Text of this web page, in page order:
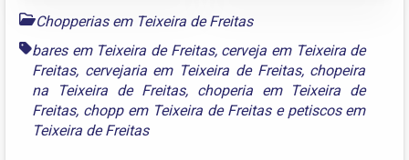
Chopperias em Teixeira de Freitas
bares em Teixeira de Freitas, cerveja em Teixeira de
Freitas, cervejaria em Teixeira de Freitas, chopeira
na Teixeira de Freitas, choperia em Teixeira de
Freitas, chopp em Teixeira de Freitase petiscos em
Teixeira de Freitas